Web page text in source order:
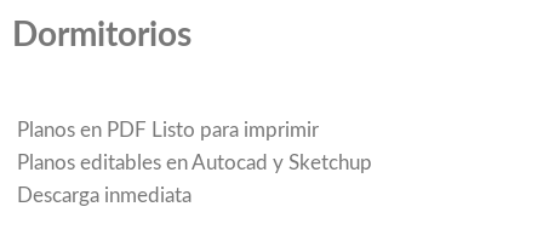
Dormitorios
Planos en PDF Listo para imprimir
Planos editables en Autocad y Sketchup
Descarga inmediata